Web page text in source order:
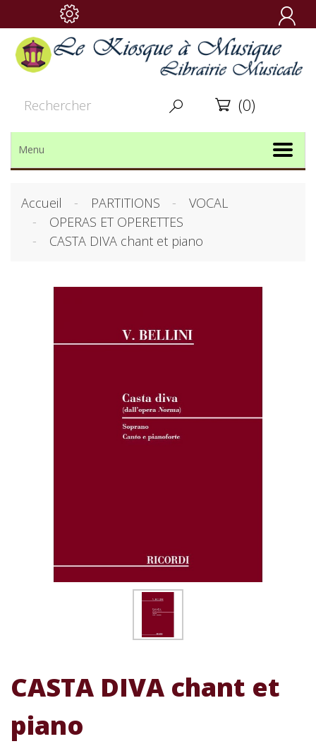

  (0)
Menu
Accueil PARTITIONS
VOCAL
OPERAS ET OPERETTES
CASTA DIVA chant et piano
CASTA DIVA chant et
piano